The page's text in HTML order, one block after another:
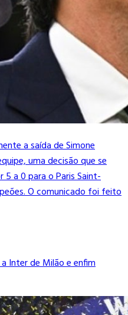
a saída de Simone
uma decisão que se
a 0 para o Paris Saint-
O comunicado foi feito
Inter de Milão e enfim